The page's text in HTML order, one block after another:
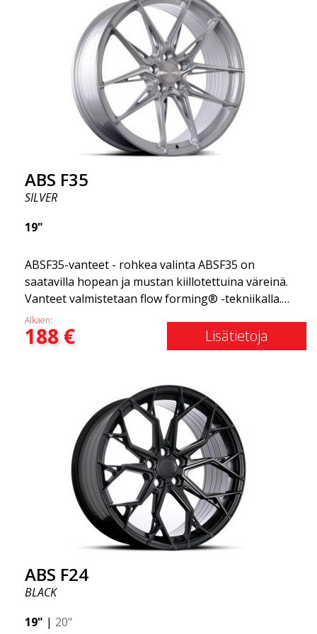
vante. ABS F17 on flow forged -vanne, joka
tunnetaan myös nimellä "kevyt vanne." Tämä
tarkoittaa, että se tarjoaa korkeampaa laatua,
vähentynyttä painoa ja vahvempia materiaaleja.
Vähemmän jousittamattoman painon ansiosta
ajokokemus on sujuvampi. Se on kuin vanteiden
ABS F35
SILVER
19"
ABSF35-vanteet - rohkea valinta ABSF35 on
saatavilla hopean ja mustan kiillotettuina väreinä.
Vanteet valmistetaan flow forming® -tekniikalla.
Herätä kateutta muissa kuljettajissa tai
naapureissa, kun ajat tyylillä. Nämä vanteet on
valmistettu innovatiivisella flow forming -tekniikalla,
vahvuudestaan samalla tarjoten merkittävää painon
säästöä. ABS Flow Form -tekniikan avulla voit
nauttia vuosien kestävästä kauneudesta ja
virheettömästä suorituskyvystä kilometri toisensa
jälkeen. Parasta kaikessa? ABS Wheels tarjoaa
sinulle täyden 2 vuoden takuun.
Alkaen:
188€ Lisätietoja
ABS F24
BLACK
19" | 20"